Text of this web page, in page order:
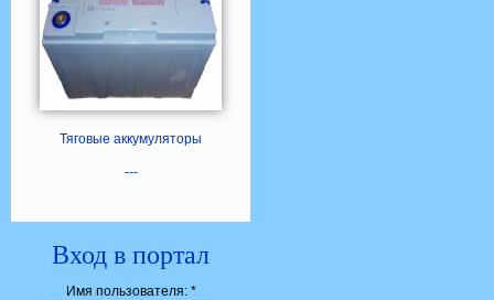
Тяговые аккумуляторы
---
Вход в портал
Имя пользователя: *